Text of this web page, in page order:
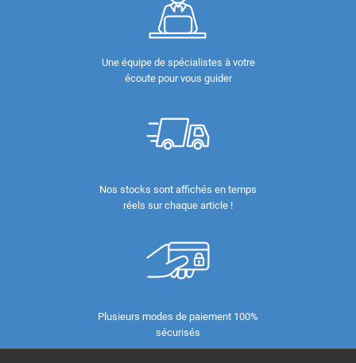
Une équipe de spécialistes à votre
écoute pour vous guider
Nos stocks sont affichés en temps
réels sur chaque article !
Plusieurs modes de paiement 100%
sécurisés